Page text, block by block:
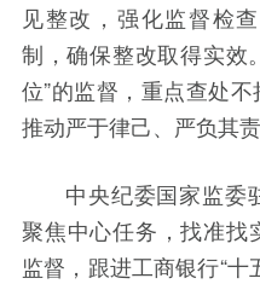
见整改，强化监督检
制，确保整改取得实效
位”的监督，重点查处
推动严于律己、严负其责
中央纪委国家监委
聚焦中心任务，找准找
监督，跟进工商银行“